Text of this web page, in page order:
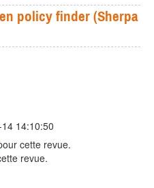
policy finder (Sherpa
14:10:50
cette revue.
revue.